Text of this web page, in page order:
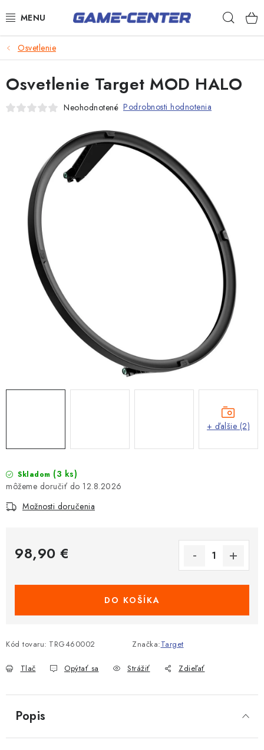
na
Šípky
Darčekové poukazy
Kontakty
Osvetlenie
Skladom (3 ks)
12.8.2026
Možnosti doručenia
98,90 €
DO KOŠÍKA
Kód tovaru: TRG460002 Značka:Target
Tlač Opýtať sa Strážiť Zdieľať
Osvetlenie Target MOD HALO
Neohodnotené Podrobnosti hodnotenia
+ ďalšie (2)
Popis